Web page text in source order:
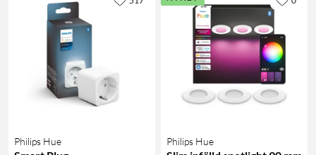
Philips Hue Philips Hue